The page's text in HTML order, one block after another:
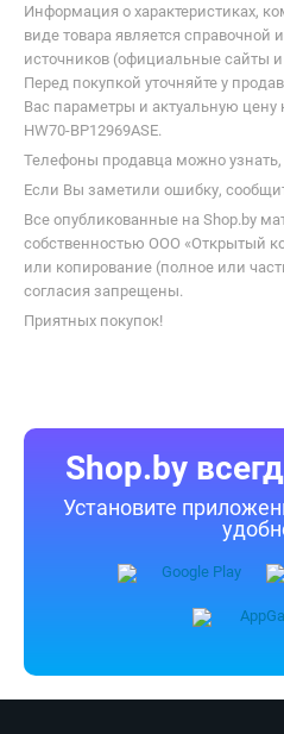
Информация о характеристиках,
виде товара является справочной
источников (официальные сайты
Перед покупкой уточняйте у
Вас параметры и актуальную
HW70-BP12969ASE.
Телефоны продавца можно узнать,
Если Вы заметили ошибку,
Все опубликованные на Shop.by
собственностью ООО «Открытый
или копирование (полное или
согласия запрещены.
Приятных покупок!
Shop.by
Установите